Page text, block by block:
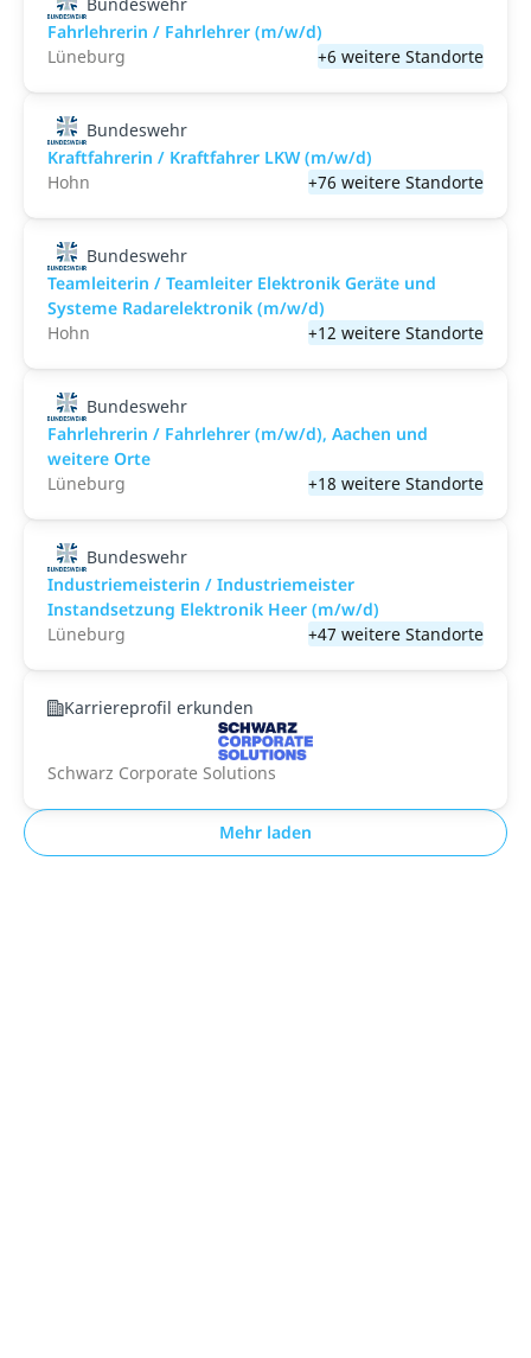
Fahrlehrerin / Fahrlehrer (m/w/d)
Lüneburg
+6 weitere Standorte
Bundeswehr
Kraftfahrerin / Kraftfahrer LKW (m/w/d)
Hohn
+76 weitere Standorte
Bundeswehr
Teamleiterin / Teamleiter Elektronik Geräte und
Systeme Radarelektronik (m/w/d)
Hohn
+12 weitere Standorte
Bundeswehr
Fahrlehrerin / Fahrlehrer (m/w/d), Aachen und
weitere Orte
Lüneburg
+18 weitere Standorte
Bundeswehr
Industriemeisterin / Industriemeister
Instandsetzung Elektronik Heer (m/w/d)
Lüneburg
+47 weitere Standorte
Karriereprofil erkunden
Schwarz Corporate Solutions
Mehr laden